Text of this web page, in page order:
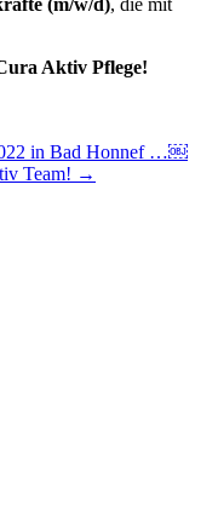
Aktiv Pflege!
in Bad Honnef …￼
Team! →